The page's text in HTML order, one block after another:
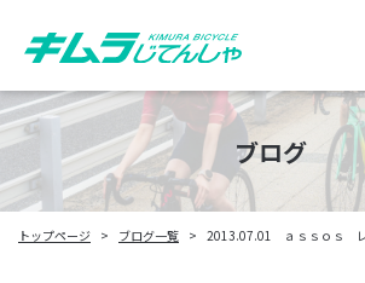
ブログ
トップページ ブログ一覧 2013.07.01 ａｓｓｏｓ